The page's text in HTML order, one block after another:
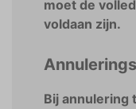
moet de
voldaan zijn.
Bij annulering